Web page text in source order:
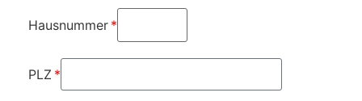
Hausnummer
PLZ